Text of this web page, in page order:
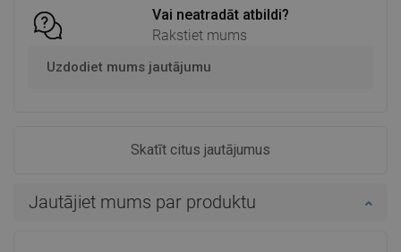
Vai neatradāt atbildi?
Rakstiet mums
Uzdodiet mums jautājumu
Skatīt citus jautājumus
Jautājiet mums par produktu